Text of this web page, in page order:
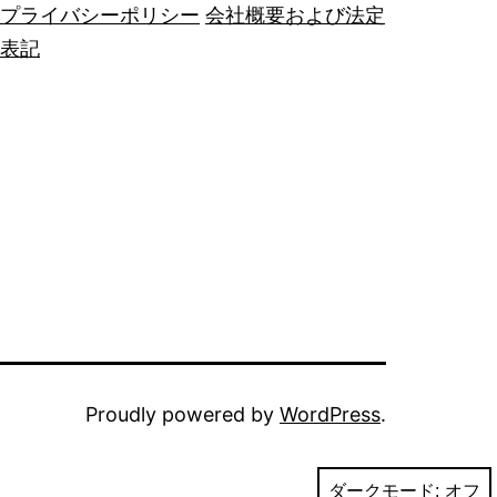
プライバシーポリシー 会社概要および法定
表記
Proudly powered by WordPress.
ダークモード: